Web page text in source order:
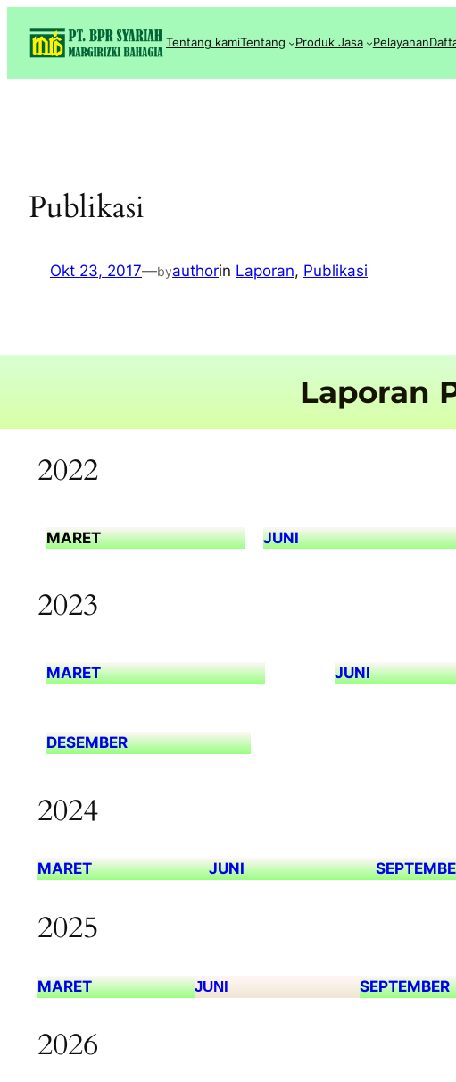
Tentang kamiTentang Produk Jasa Pelayanan
Publikasi
Okt 23, 2017—byauthorin Laporan, Publikasi
Laporan
2022
MARET JUNI
2023
MARET JUNI
DESEMBER
2024
MARET JUNI
2025
MARET JUNI SEPTEMBER
2026